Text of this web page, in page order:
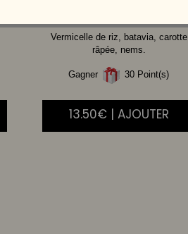
Vermicelle de riz, batavia, carotte
râpée, nems.
Gagner 30 Point(s)
13.50€ | AJOUTER